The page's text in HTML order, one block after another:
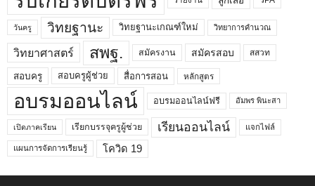
วันครู วิทยฐานะ วิทยฐานะเกณฑ์ใหม่ วิทยาการคำนวณ
วิทยาศาสตร์ สพฐ. สมัครงาน สมัครสอบ สสวท
สอบครู สอบครูผู้ช่วย สื่อการสอน หลักสูตร
อบรมออนไลน์ อบรมออนไลน์ฟรี อัมพร พินะสา
เปิดภาคเรียน เรียกบรรจุครูผู้ช่วย เรียนออนไลน์ แจกไฟล์
แผนการจัดการเรียนรู้ โควิด 19